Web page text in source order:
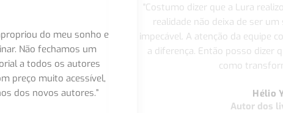
do meu sonho e
Não fechamos um
a todos os autores
preço muito acessível,
dos novos autores.”
"Costumo dizer que a Lura
realidade não deixa de ser
impecável. A atenção da equipe
a diferença. Então posso dizer
como
Hélio
Autor dos